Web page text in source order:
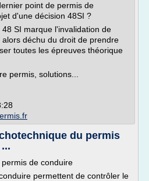
point de permis de
d'une décision 48SI ?
SI marque l'invalidation de
déchu du droit de prendre
toutes les épreuves théorique
permis, solutions...
du permis
de conduire
permettent de contrôler le